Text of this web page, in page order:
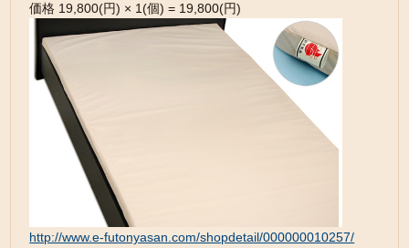
価格 19,800(円) × 1(個) = 19,800(円)
http://www.e-futonyasan.com/shopdetail/000000010257/